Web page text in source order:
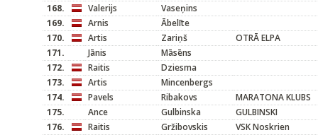
168.
Valerijs
Vaseņins
169.
Arnis
Ābelīte
170.
Artis Zariņš
OTRĀ ELPA
171.
Jānis
Māsēns
172.
Raitis
Dziesma
173.
Artis
Mincenbergs
174.
Pavels Ribakovs
MARATONA KLUBS
175.
Ance Gulbinska
GULBINSKI
176.
Raitis Gržibovskis
VSK Noskrien